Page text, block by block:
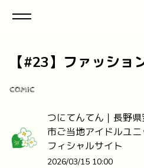
【#23】ファッショ
COMIC
つにてんてん｜長野
市ご当地アイドルユ
フィシャルサイト
2026/03/15 10:00